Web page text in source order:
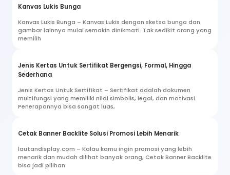
Kanvas Lukis Bunga
Kanvas Lukis Bunga – Kanvas Lukis dengan sketsa bunga dan
gambar lainnya mulai semakin dinikmati. Tak sedikit orang yang
memilih
Jenis Kertas Untuk Sertifikat Bergengsi, Formal, Hingga
Sederhana
Jenis Kertas Untuk Sertifikat – Sertifikat adalah dokumen
multifungsi yang memiliki nilai simbolis, legal, dan motivasi.
Penerapannya bisa sangat luas,
Cetak Banner Backlite Solusi Promosi Lebih Menarik
lautandisplay.com – Kalau kamu ingin promosi yang lebih
menarik dan mudah dilihat banyak orang, Cetak Banner Backlite
bisa jadi pilihan